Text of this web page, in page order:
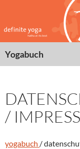
springen
Yogabuch
/
yogabuch /